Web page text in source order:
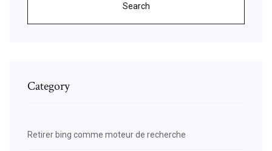
Search
Category
Retirer bing comme moteur de recherche